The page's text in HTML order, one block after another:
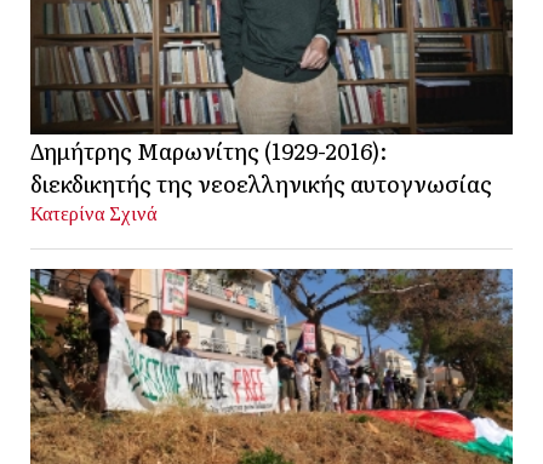
Δημήτρης Μαρωνίτης (1929-2016):
διεκδικητής της νεοελληνικής αυτογνωσίας
Κατερίνα Σχινά